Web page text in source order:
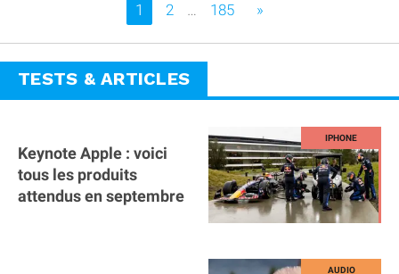
Vous êtes sur la page
1 2 … 185 »
TESTS & ARTICLES
Keynote Apple : voici
tous les produits
attendus en septembre